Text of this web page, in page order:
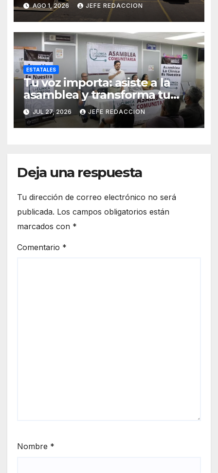
Interinstitucionales
AGO 1, 2026 JEFE REDACCION
ESTATALES
Tu voz importa: asiste a la
asamblea y transforma tu
clínica del IMSS-Bienestar
JUL 27, 2026 JEFE REDACCION
Deja una respuesta
Tu dirección de correo electrónico no será
publicada. Los campos obligatorios están
marcados con *
Comentario *
Nombre *